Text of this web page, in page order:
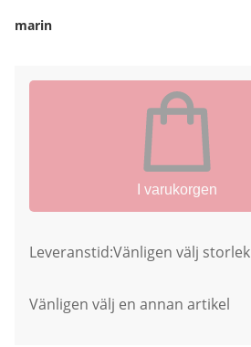
marin
I varukorgen
Leveranstid:Vänligen välj storlek
Vänligen välj en annan artikel